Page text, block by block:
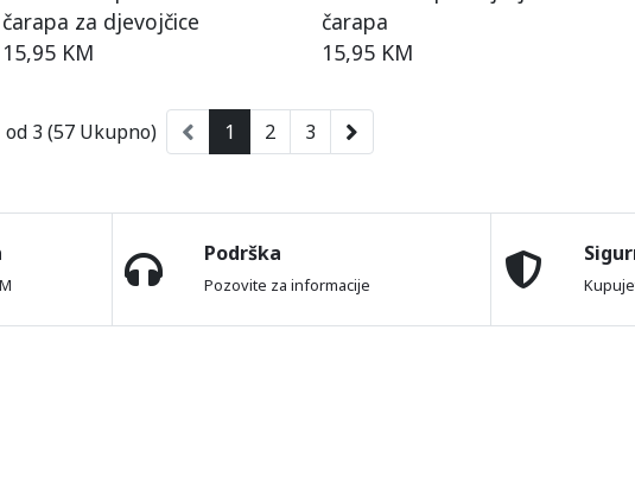
čarapa za djevojčice
15,95 KM
čarapa
15,95 KM
od 3 (57 Ukupno) 1 2 3
Podrška
Pozovite za informacije